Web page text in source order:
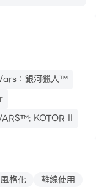
：銀河獵人™
KOTOR II
風格化 離線使用